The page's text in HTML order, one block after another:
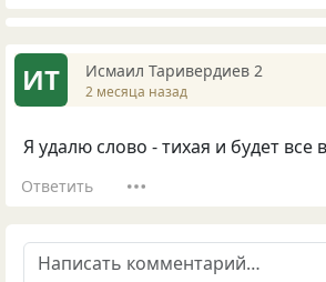
ИТ Исмаил Таривердиев 2
2 месяца назад
Я удалю слово - тихая и будет все
Ответить